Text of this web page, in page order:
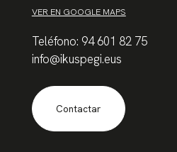
VER EN GOOGLE MAPS
Teléfono: 94 601 82 75
info@ikuspegi.eus
Contactar